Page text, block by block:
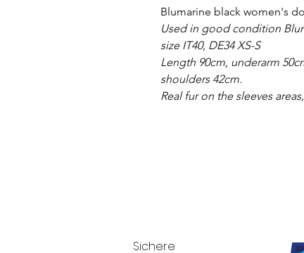
Blumarine black women's
Used in good condition
size IT40, DE34 XS-S
Length 90cm, underarm
shoulders 42cm.
Real fur on the sleeves
Sichere